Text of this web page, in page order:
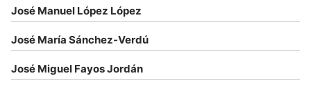
José Manuel López López
José María Sánchez-Verdú
José Miguel Fayos Jordán